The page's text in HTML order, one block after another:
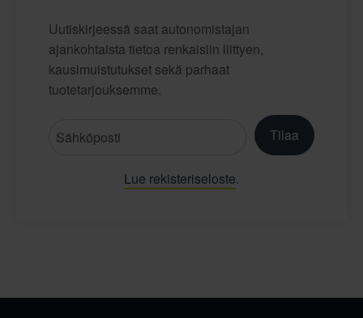
Uutiskirjeessä saat autonomistajan
ajankohtaista tietoa renkaisiin liittyen,
kausimuistutukset sekä parhaat
tuotetarjouksemme.
Tilaa
Lue rekisteriseloste.